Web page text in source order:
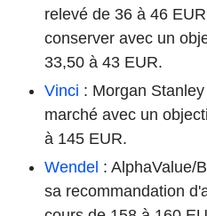
relevé de 36 à 46
conserver avec un
33,50 à 43 EUR.
Vinci : Morgan
marché avec un
à 145 EUR.
Wendel : AlphaValue/
sa recommandation